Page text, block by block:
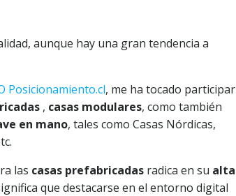
aunque hay una gran tendencia a
Posicionamiento.cl, me ha tocado participar
, casas modulares, como también
en mano, tales como Casas Nórdicas,
las casas prefabricadas radica en su alta
que destacarse en el entorno digital